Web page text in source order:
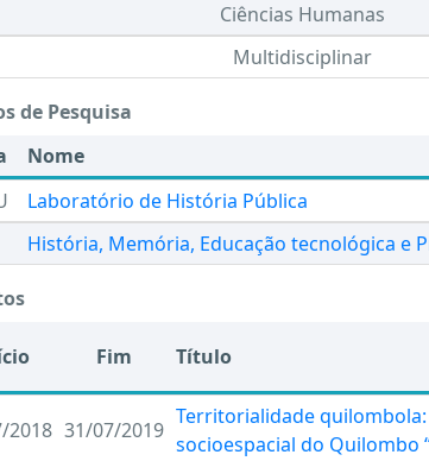
Ciências Humanas
Multidisciplinar
de Pesquisa
Nome
Laboratório de História Pública
História, Memória, Educação tecnológica e
Fim Título
2018 31/07/2019
Territorialidade
socioespacial do Quilombo